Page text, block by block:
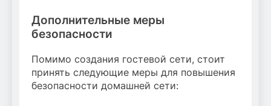
Дополнительные меры
безопасности
Помимо создания гостевой сети, стоит
принять следующие меры для повышения
безопасности домашней сети: